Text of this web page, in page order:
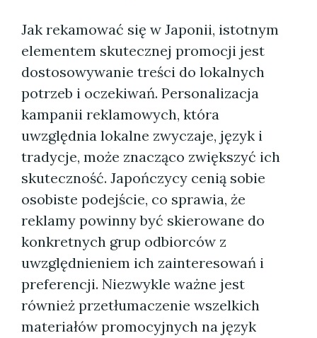
Jak rekamować się w Japonii, istotnym
elementem skutecznej promocji jest
dostosowywanie treści do lokalnych
potrzeb i oczekiwań. Personalizacja
kampanii reklamowych, która
uwzględnia lokalne zwyczaje, język i
tradycje, może znacząco zwiększyć ich
skuteczność. Japończycy cenią sobie
osobiste podejście, co sprawia, że
reklamy powinny być skierowane do
konkretnych grup odbiorców z
uwzględnieniem ich zainteresowań i
preferencji. Niezwykle ważne jest
również przetłumaczenie wszelkich
materiałów promocyjnych na język